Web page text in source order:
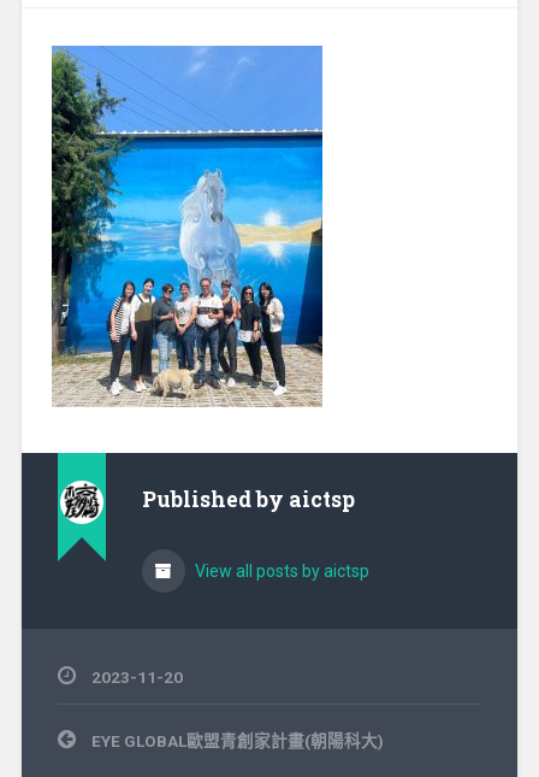
Published by aictsp
View all posts by aictsp
2023-11-20
文
章
EYE GLOBAL歐盟青創家計畫(朝陽科大)